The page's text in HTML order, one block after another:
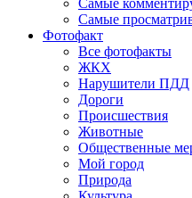
Самые
Самые
Фотофакт
Все фотофакты
ЖКХ
Нарушители ПДД
Дороги
Происшествия
Животные
Общественные
Мой город
Природа